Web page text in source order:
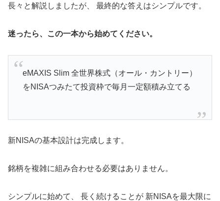
長々と解説しましたが、 最終的な答えはシンプルです。
迷ったら、この一本から始めてください。
eMAXIS Slim 全世界株式（オール・カントリー）
をNISAつみたて投資枠で毎月一定額積み立てる
新NISAの基本設計は完成します。
銘柄を複雑に組み合わせる必要はありません。
シンプルに始めて、 長く続けることが 新NISAを最大限に